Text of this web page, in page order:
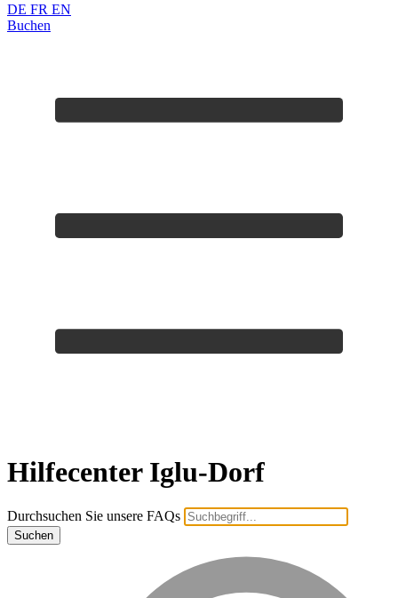
DE FR EN
Buchen
Hilfecenter Iglu-Dorf
Durchsuchen Sie unsere FAQs